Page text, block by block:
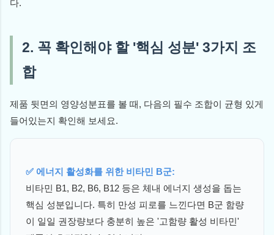
다.
2. 꼭 확인해야 할 '핵심 성분' 3가지 조
합
제품 뒷면의 영양성분표를 볼 때, 다음의 필수 조합이 균형 있게
들어있는지 확인해 보세요.
✅ 에너지 활성화를 위한 비타민 B군:
비타민 B1, B2, B6, B12 등은 체내 에너지 생성을 돕는
핵심 성분입니다. 특히 만성 피로를 느낀다면 B군 함량
이 일일 권장량보다 충분히 높은 '고함량 활성 비타민'